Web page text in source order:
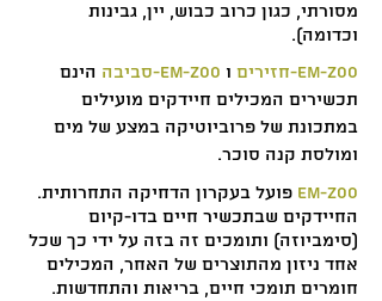
מסורתי, כגון כרוב כבוש, יין, גבינות
וכדומה).
EM-ZOO-חזירים
ו EM-ZOO-סביבה
הינם
תכשירים המכילים חיידקים מועילים
במתכונת של פרוביוטיקה במצע של מים
ומולסת קנה סוכר.
EM-ZOO פועל בעקרון הדחיקה התחרותית.
החיידקים שבתכשיר חיים בדו-קיום
(סימביוזה) ותומכים זה בזה על ידי כך שכל
אחד ניזון מהתוצרים של האחר, המכילים
חומרים תומכי חיים, בריאות והתחדשות.